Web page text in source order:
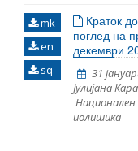
млади
година од
се
mk
en
sq
Краток
поглед на
декември
31
Јулијана
Национален
политика